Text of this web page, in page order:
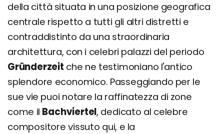
della città situata in una posizione geografica
centrale rispetto a tutti gli altri distretti e
contraddistinto da una straordinaria
architettura, con i celebri palazzi del periodo
Gründerzeit che ne testimoniano l'antico
splendore economico. Passeggiando per le
sue vie puoi notare la raffinatezza di zone
come il Bachviertel, dedicato al celebre
compositore vissuto qui, e la